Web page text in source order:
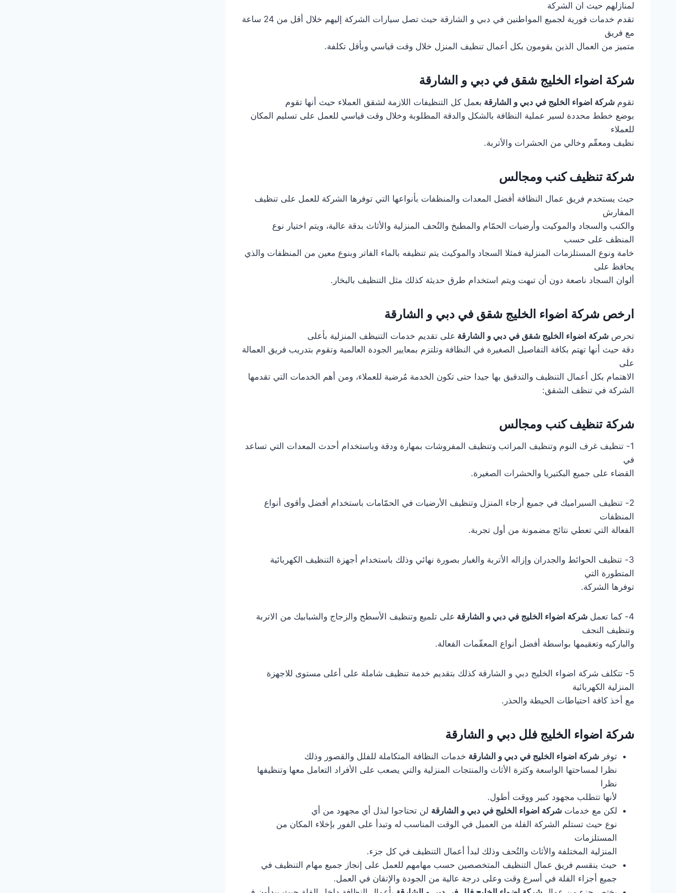
لمنازلهم حيث ان الشركة
تقدم خدمات فورية لجميع المواطنين في دبي و الشارقة حيث تصل سيارات الشركة إليهم خلال أقل من 24 ساعة
مع فريق
متميز من العمال الذين يقومون بكل أعمال تنظيف المنزل خلال وقت قياسي وبأقل تكلفة.
شركة اضواء الخليج شقق في دبي و الشارقة
تقومشركة اضواء الخليج في دبي و الشارقة بعمل كل التنظيفات اللازمة لشقق العملاء حيث أنها تقوم
بوضع خطط محددة لسير عملية النظافة بالشكل والدقة المطلوبة وخلال وقت قياسي للعمل على تسليم المكان
للعملاء
نظيف ومعقّم وخالي من الحشرات والأتربة.
شركة تنظيف كنب ومجالس
حيث يستخدم فريق عمال النظافة أفضل المعدات والمنظفات بأنواعها التي توفرها الشركة للعمل على تنظيف
المفارش
والكنب والسجاد والموكيت وأرضيات الحمّام والمطبخ والتُحف المنزلية والأثاث بدقة عالية، ويتم اختيار نوع
المنظف على حسب
خامة ونوع المستلزمات المنزلية فمثلا السجاد والموكيث يتم تنظيفه بالماء الفاتر وبنوع معين من المنظفات والذي
يحافظ على
ألوان السجاد ناصعة دون أن تبهت ويتم استخدام طرق حديثة كذلك مثل التنظيف بالبخار.
ارخص شركة اضواء الخليج شقق في دبي و الشارقة
تحرصشركة اضواء الخليج شقق في دبي و الشارقة على تقديم خدمات التنيظف المنزلية بأعلى
دقة حيث أنها تهتم بكافة التفاصيل الصغيرة في النظافة وتلتزم بمعايير الجودة العالمية وتقوم بتدريب فريق العمالة
على
الاهتمام بكل أعمال التنظيف والتدقيق بها جيدا حتى تكون الخدمة مُرضية للعملاء، ومن أهم الخدمات التي تقدمها
الشركة في تنظف الشقق:
شركة تنظيف كنب ومجالس
1- تنظيف غرف النوم وتنظيف المراتب وتنظيف المفروشات بمهارة ودقة وباستخدام أحدث المعدات التي تساعد
في
القضاء على جميع البكتيريا والحشرات الصغيرة.
2- تنظيف السيراميك في جميع أرجاء المنزل وتنظيف الأرضيات في الحمّامات باستخدام أفضل وأقوى أنواع
المنظفات
الفعالة التي تعطي نتائج مضمونة من أول تجربة.
3- تنظيف الحوائط والجدران وإزاله الأتربة والغبار بصورة نهائي وذلك باستخدام أجهزة التنظيف الكهربائية
المتطورة التي
توفرها الشركة.
4- كما تعمل شركة اضواء الخليج في دبي و الشارقة على تلميع وتنظيف الأسطح والزجاج والشبابيك من الاتربة
وتنظيف النجف
والباركيه وتعقيمها بواسطة أفضل أنواع المعقّمات الفعالة.
5- تتكلف شركة اضواء الخليج دبي و الشارقة كذلك بتقديم خدمة تنظيف شاملة على أعلى مستوى للاجهزة
المنزلية الكهربائية
مع أخذ كافة احتياطات الحيطة والحذر.
شركة اضواء الخليج فلل دبي و الشارقة
توفرشركة اضواء الخليج في دبي و الشارقة خدمات النظافة المتكاملة للفلل والقصور وذلك
نظرا لمساحتها الواسعة وكثرة الأثاث والمنتجات المنزلية والتي يصعب على الأفراد التعامل معها وتنظيفها
نظرا
لأنها تتطلب مجهود كبير ووقت أطول.
لكن مع خدماتشركة اضواء الخليج في دبي و الشارقة لن تحتاجوا لبذل أي مجهود من أي
نوع حيث تستلم الشركة الفلة من العميل في الوقت المناسب له وتبدأ على الفور بإخلاء المكان من
المستلزمات
المنزلية المختلفة والأثاث والتُحف وذلك لبدأ أعمال التنظيف في كل جزء.
حيث ينقسم فريق عمال التنظيف المتخصصين حسب مهامهم للعمل على إنجاز جميع مهام التنظيف في
جميع أجزاء الفلة في أسرع وقت وعلى درجة عالية من الجودة والإتقان في العمل.